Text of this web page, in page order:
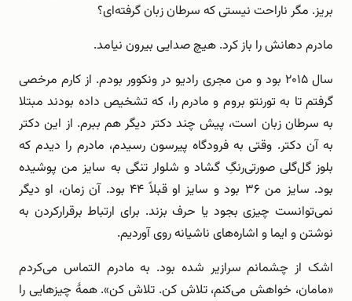
بریز. مگر ناراحت نیستی که سرطان زبان گرفته‌ای؟
مادرم دهانش را باز کرد. هیچ صدایی بیرون نیامد.
سال ۲۰۱۵ بود و من مجری رادیو در ونکوور بودم. از کارم مرخصی
گرفتم تا به تورنتو بروم و مادرم را، که تشخیص داده بودند مبتلا
به سرطان زبان است، پیش چند دکتر دیگر هم ببرم. از این دکتر
به آن دکتر. وقتی به فرودگاه پیرسون رسیدم، مادرم را دیدم که
بلوز گل‌گلی صورتی‌رنگِ گشاد و شلوار تنگی به سایز من پوشیده
بود. سایز من ۳۶ بود و سایز او قبلاً ۴۴ بود. آن زمان، او دیگر
نمی‌توانست چیزی بجود یا حرف بزند. برای ارتباط برقرارکردن به
نوشتن و ایما و اشاره‌های ناشیانه روی آوردیم.
اشک از چشمانم سرازیر شده بود. به مادرم التماس می‌کردم
«مامان، خواهش می‌کنم، تلاش کن. تلاش کن». همۀ چیزهایی را